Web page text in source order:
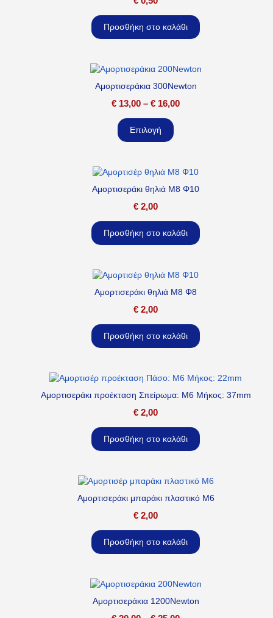
Προσθήκη στο καλάθι
Αμορτισεράκια 300Newton
€ 13,00 – € 16,00
Επιλογή
Αμορτισεράκι θηλιά M8 Φ10
€ 2,00
Προσθήκη στο καλάθι
Αμορτισεράκι θηλιά M8 Φ8
€ 2,00
Προσθήκη στο καλάθι
Αμορτισεράκι προέκταση Σπείρωμα: M6 Μήκος: 37mm
€ 2,00
Προσθήκη στο καλάθι
Αμορτισεράκι μπαράκι πλαστικό M6
€ 2,00
Προσθήκη στο καλάθι
Αμορτισεράκια 1200Newton